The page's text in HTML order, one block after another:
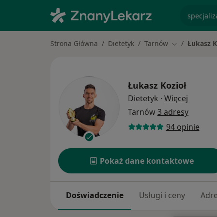
Strona Główna Dietetyk Tarnów Zmień miasto
Łukasz
Łukasz Kozioł
Dietetyk · Więcej
Tarnów3 adresy
94 opinie
Pokaż dane kontaktowe
Doświadczenie Usługi i ceny